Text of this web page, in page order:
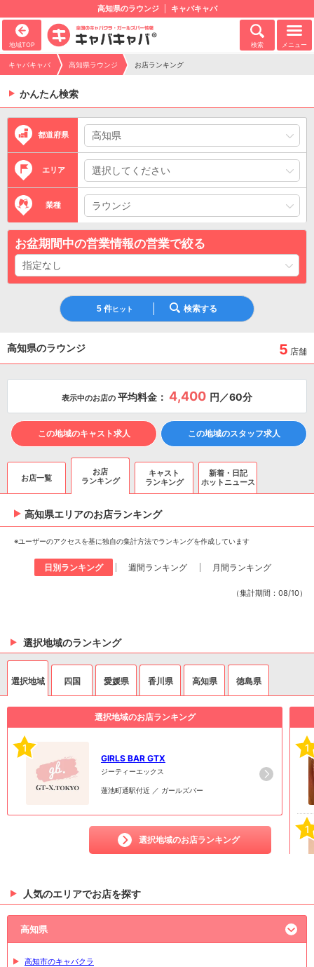
高知県のラウンジ キャバキャバ
地域TOP 検索 メニュー
キャバキャバ 高知県ラウンジ お店ランキング
かんたん検索
都道府県
エリア
業種
お盆期間中の営業情報の営業で絞る
5 件ヒット 検索する
高知県のラウンジ 5 店舗
表示中のお店の 平均料金： 4,400 円／60分
この地域のキャスト求人 この地域のスタッフ求人
お店一覧
お店
ランキング
キャスト
ランキング
新着・日記
ホットニュース
高知県エリアのお店ランキング
※ユーザーのアクセスを基に独自の集計方法でランキングを作成しています
日別ランキング 週間ランキング 月間ランキング
（集計期間：08/10）
選択地域のランキング
選択地域 四国 愛媛県 香川県 高知県 徳島県
選択地域のお店ランキング
1
GIRLS BAR GTX
ジーティーエックス
蓮池町通駅付近 ／ ガールズバー
選択地域のお店ランキング
1
1
人気のエリアでお店を探す
高知県
高知市のキャバクラ